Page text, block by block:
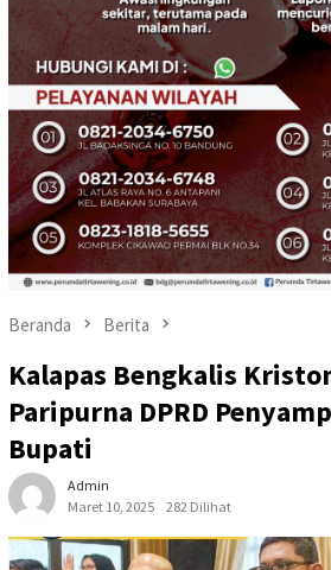
Beranda Berita
Kalapas Bengkalis
Paripurna DPRD
Bupati
Admin
Maret 10, 2025
282 Dilihat